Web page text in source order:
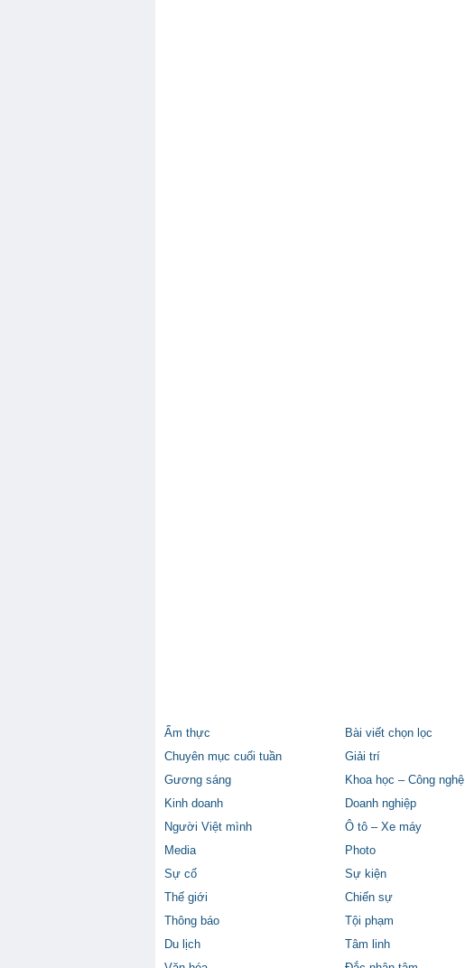
Ẩm thực Bài viết chọn lọc
Chuyên mục cuối tuần
Giải trí
Gương sáng
Khoa học – Công nghệ
Kinh doanh
Doanh nghiệp
Người Việt mình
Ô tô – Xe máy
Media
Photo
Sự cố
Sự kiện
Thế giới
Chiến sự
Thông báo
Tội phạm
Du lịch
Tâm linh